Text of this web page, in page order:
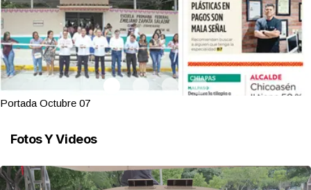
Portada Octubre 07
Fotos Y Videos